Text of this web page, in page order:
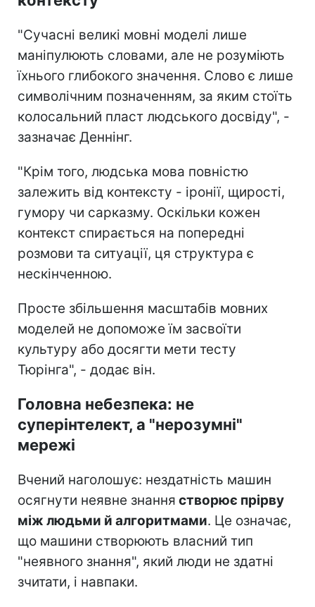
"Сучасні великі мовні моделі лише
маніпулюють словами, але не розуміють
їхнього глибокого значення. Слово є лише
символічним позначенням, за яким стоїть
колосальний пласт людського досвіду", -
зазначає Деннінг.
"Крім того, людська мова повністю
залежить від контексту - іронії, щирості,
гумору чи сарказму. Оскільки кожен
контекст спирається на попередні
розмови та ситуації, ця структура є
нескінченною.
Просте збільшення масштабів мовних
моделей не допоможе їм засвоїти
культуру або досягти мети тесту
Тюрінга", - додає він.
Головна небезпека: не
суперінтелект, а "нерозумні"
мережі
Вчений наголошує: нездатність машин
осягнути неявне знання створює прірву
між людьми й алгоритмами. Це означає,
що машини створюють власний тип
"неявного знання", який люди не здатні
зчитати, і навпаки.